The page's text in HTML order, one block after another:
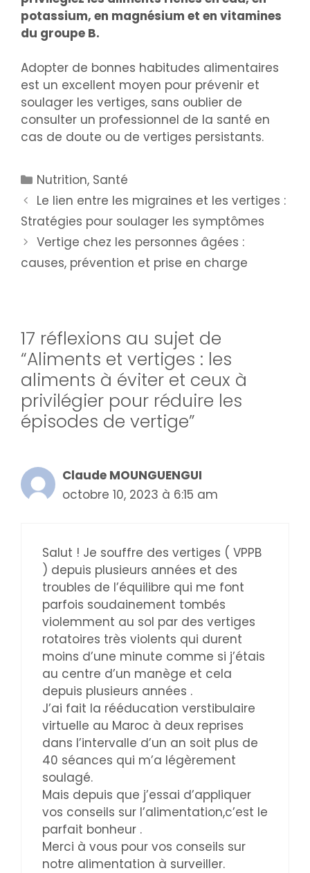
potassium, en magnésium et en vitamines
du groupe B.
Adopter de bonnes habitudes alimentaires
est un excellent moyen pour prévenir et
soulager les vertiges, sans oublier de
consulter un professionnel de la santé en
cas de doute ou de vertiges persistants.
Nutrition, Santé
Le lien entre les migraines et les vertiges :
Stratégies pour soulager les symptômes
Vertige chez les personnes âgées :
causes, prévention et prise en charge
17 réflexions au sujet de
“Aliments et vertiges : les
aliments à éviter et ceux à
privilégier pour réduire les
épisodes de vertige”
Claude MOUNGUENGUI
octobre 10, 2023 à 6:15 am
Salut ! Je souffre des vertiges ( VPPB
) depuis plusieurs années et des
troubles de l’équilibre qui me font
parfois soudainement tombés
violemment au sol par des vertiges
rotatoires très violents qui durent
moins d’une minute comme si j’étais
au centre d’un manège et cela
depuis plusieurs années .
J’ai fait la rééducation verstibulaire
virtuelle au Maroc à deux reprises
dans l’intervalle d’un an soit plus de
40 séances qui m’a légèrement
soulagé.
Mais depuis que j’essai d’appliquer
vos conseils sur l’alimentation,c’est le
parfait bonheur .
Merci à vous pour vos conseils sur
notre alimentation à surveiller.